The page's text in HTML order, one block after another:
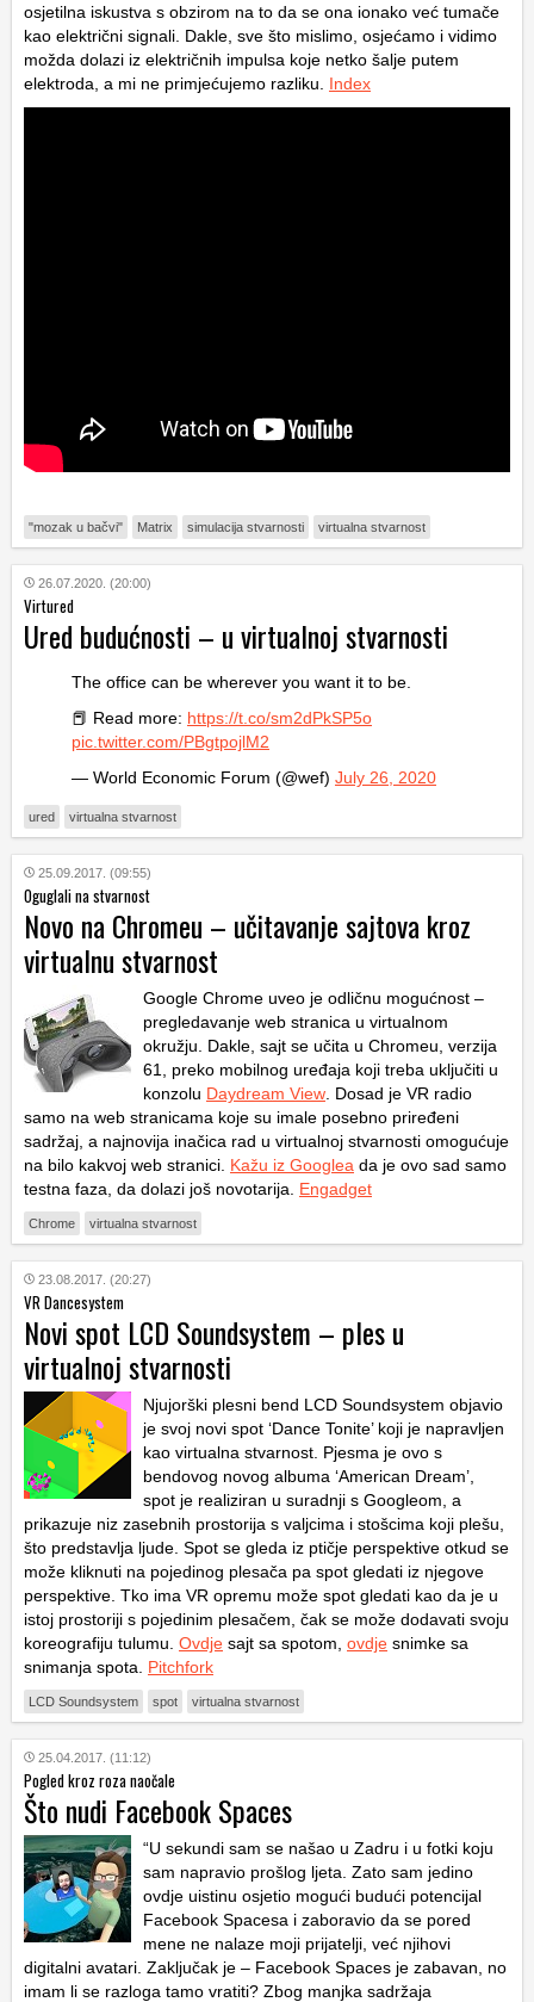
osjetilna iskustva s obzirom na to da se ona ionako već tumače
kao električni signali. Dakle, sve što mislimo, osjećamo i vidimo
možda dolazi iz električnih impulsa koje netko šalje putem
elektroda, a mi ne primjećujemo razliku. Index
"mozak u bačvi" Matrix simulacija stvarnosti virtualna stvarnost
26.07.2020. (20:00)
Virtured
Ured budućnosti – u virtualnoj stvarnosti
The office can be wherever you want it to be.
📕 Read more: https://t.co/sm2dPkSP5o
pic.twitter.com/PBgtpojlM2
— World Economic Forum (@wef) July 26, 2020
ured virtualna stvarnost
25.09.2017. (09:55)
Oguglali na stvarnost
Novo na Chromeu – učitavanje sajtova kroz
virtualnu stvarnost
Google Chrome uveo je odličnu mogućnost –
pregledavanje web stranica u virtualnom
okružju. Dakle, sajt se učita u Chromeu, verzija
61, preko mobilnog uređaja koji treba uključiti u
konzolu Daydream View . Dosad je VR radio
samo na web stranicama koje su imale posebno priređeni
sadržaj, a najnovija inačica rad u virtualnoj stvarnosti omogućuje
na bilo kakvoj web stranici. Kažu iz Googlea da je ovo sad samo
testna faza, da dolazi još novotarija. Engadget
Chrome virtualna stvarnost
23.08.2017. (20:27)
VR Dancesystem
Novi spot LCD Soundsystem – ples u
virtualnoj stvarnosti
Njujorški plesni bend LCD Soundsystem objavio
je svoj novi spot ‘Dance Tonite’ koji je napravljen
kao virtualna stvarnost. Pjesma je ovo s
bendovog novog albuma ‘American Dream’,
spot je realiziran u suradnji s Googleom, a
prikazuje niz zasebnih prostorija s valjcima i stošcima koji plešu,
što predstavlja ljude. Spot se gleda iz ptičje perspektive otkud se
može kliknuti na pojedinog plesača pa spot gledati iz njegove
perspektive. Tko ima VR opremu može spot gledati kao da je u
istoj prostoriji s pojedinim plesačem, čak se može dodavati svoju
koreografiju tulumu. Ovdje sajt sa spotom, ovdje snimke sa
snimanja spota. Pitchfork
LCD Soundsystem spot virtualna stvarnost
25.04.2017. (11:12)
Pogled kroz roza naočale
Što nudi Facebook Spaces
“U sekundi sam se našao u Zadru i u fotki koju
sam napravio prošlog ljeta. Zato sam jedino
ovdje uistinu osjetio mogući budući potencijal
Facebook Spacesa i zaboravio da se pored
mene ne nalaze moji prijatelji, već njihovi
digitalni avatari. Zaključak je – Facebook Spaces je zabavan, no
imam li se razloga tamo vratiti? Zbog manjka sadržaja